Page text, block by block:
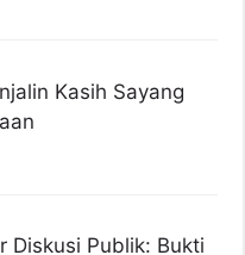
Kasih Sayang
Diskusi Publik: Bukti